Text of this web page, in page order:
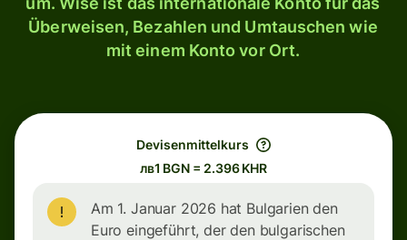
Überweisen, Bezahlen und Umtauschen wie
mit einem Konto vor Ort.
Devisenmittelkurs
лв1 BGN = 2.396 KHR
Am 1. Januar 2026 hat Bulgarien den
Euro eingeführt, der den bulgarischen